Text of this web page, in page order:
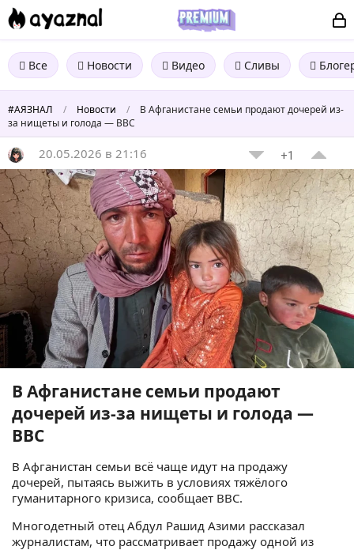
Все Новости Видео Сливы
#АЯЗНАЛ / Новости /
В Афганистане семьи продают дочерей из-
за нищеты и голода — BBC
20.05.2026 в 21:16 +1
В Афганистане семьи продают
дочерей из-за нищеты и голода —
BBC
В Афганистан семьи всё чаще идут на продажу
дочерей, пытаясь выжить в условиях тяжёлого
гуманитарного кризиса, сообщает BBC.
Многодетный отец Абдул Рашид Азими рассказал
журналистам, что рассматривает продажу одной из